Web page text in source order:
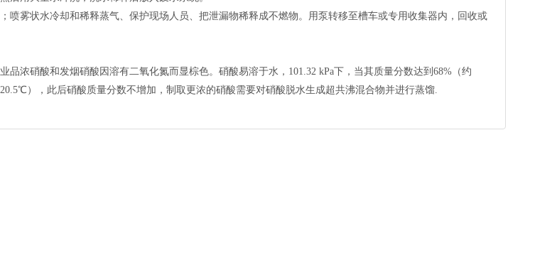
雾状水冷却和稀释蒸气、保护现场人员、把泄漏物稀释成不燃物。用泵转移至槽车或专用收集器内，回收或
浓硝酸和发烟硝酸因溶有二氧化氮而显棕色。硝酸易溶于水，101.32 kPa下，当其质量分数达到68%（约
），此后硝酸质量分数不增加，制取更浓的硝酸需要对硝酸脱水生成超共沸混合物并进行蒸馏.